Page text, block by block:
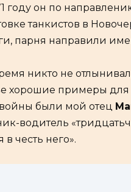
году он по
танкистов в
парня направили
никто не
хорошие примеры
были мой отец
водитель
честь него».